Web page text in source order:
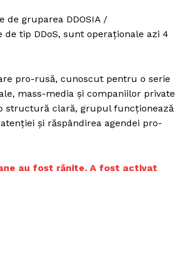
de gruparea DDOSIA /
tip DDoS, sunt operaționale azi 4
pro-rusă, cunoscut pentru o serie
mass-media și companiilor private
structură clară, grupul funcționează
și răspândirea agendei pro-
au fost rănite. A fost activat